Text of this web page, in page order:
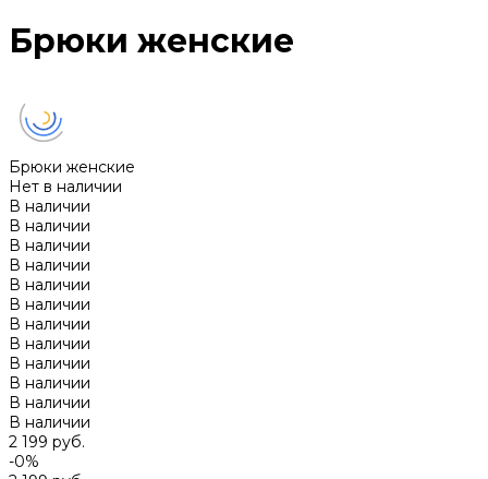
Брюки женские
Брюки женские
Нет в наличии
В наличии
В наличии
В наличии
В наличии
В наличии
В наличии
В наличии
В наличии
В наличии
В наличии
В наличии
В наличии
2 199 руб.
-0%